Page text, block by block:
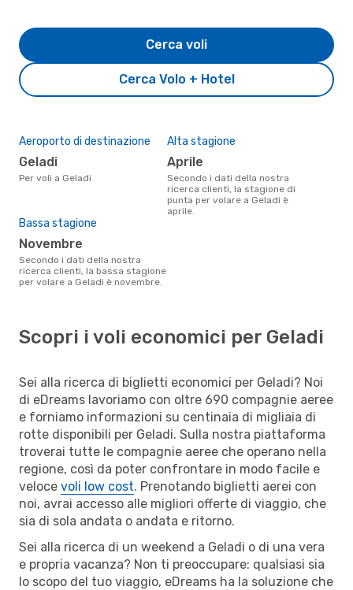
Cerca Volo + Hotel
Cerca voli
Aeroporto di destinazione
Geladi
Per voli a Geladi
Alta stagione
aprile
Secondo i dati della nostra
ricerca clienti, la stagione di
punta per volare a Geladi è
aprile.
Bassa stagione
novembre
Secondo i dati della nostra
ricerca clienti, la bassa stagione
per volare a Geladi è novembre.
Scopri i voli economici per Geladi
Sei alla ricerca di biglietti economici per Geladi? Noi
di eDreams lavoriamo con oltre 690 compagnie aeree
e forniamo informazioni su centinaia di migliaia di
rotte disponibili per Geladi. Sulla nostra piattaforma
troverai tutte le compagnie aeree che operano nella
regione, così da poter confrontare in modo facile e
veloce voli low cost. Prenotando biglietti aerei con
noi, avrai accesso alle migliori offerte di viaggio, che
sia di sola andata o andata e ritorno.
Sei alla ricerca di un weekend a Geladi o di una vera
e propria vacanza? Non ti preoccupare: qualsiasi sia
lo scopo del tuo viaggio, eDreams ha la soluzione che